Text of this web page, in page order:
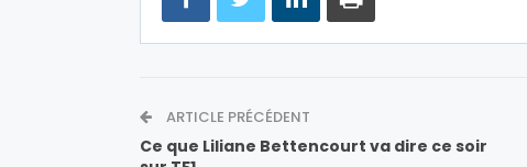
ARTICLE PRÉCÉDENT
Ce que Liliane Bettencourt va dire ce soir